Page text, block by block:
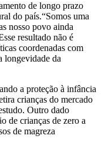
de longo prazo
do país.“Somos uma
nosso povo ainda
resultado não é
coordenadas com
longevidade da
a proteção à infância
crianças do mercado
Outro dado
de crianças de zero a
de magreza